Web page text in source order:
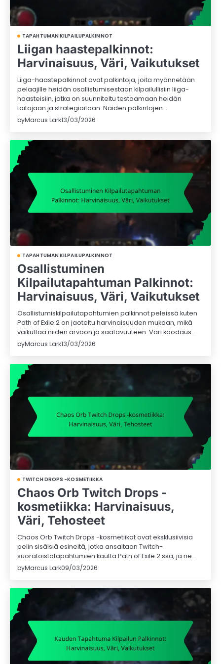
TAPAHTUMAN KILPAILUPALKINNOT
Liigan haastepalkinnot:
Harvinaisuus, Väri, Vaikutukset
Liiga-haastepalkinnot ovat palkintoja, joita myönnetään
pelaajille heidän osallistumisestaan kilpailullisiin liiga-
haasteisiin, jotka on suunniteltu testaamaan heidän
taitojaan ja strategioitaan. Näiden palkintojen…
byMarcus Lark13/03/2026
TAPAHTUMAN KILPAILUPALKINNOT
Osallistuminen
Kilpailutapahtuman Palkinnot:
Harvinaisuus, Väri, Vaikutukset
Osallistumiskilpailutapahtumien palkinnot peleissä kuten
Path of Exile 2 on jaoteltu harvinaisuuden mukaan, mikä
vaikuttaa niiden arvoon ja saatavuuteen. Väri koodaus…
byMarcus Lark13/03/2026
TWITCH DROPS -KOSMETIIKKA
Chaos Orb Twitch Drops -
kosmetiikka: Harvinaisuus,
Väri, Tehosteet
Chaos Orb Twitch Drops -kosmetiikat ovat eksklusiivisia
pelin sisäisiä esineitä, jotka ansaitaan Twitch-
suoratoistotapahtumien kautta Path of Exile 2:ssa, ja ne…
byMarcus Lark09/03/2026